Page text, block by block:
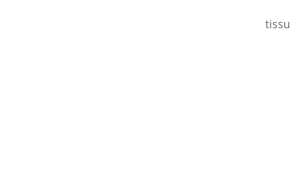
tissu